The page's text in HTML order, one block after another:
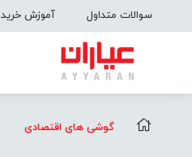
سوالات متداول آموزش خرید
گوشی های اقتصادی